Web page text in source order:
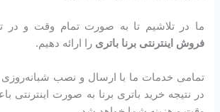
ما در تلاشیم تا به صورت تمام وقت و در
فروش اینترنتی برنا باتری را ارائه دهیم.
تمامی خدمات ما با ارسال و نصب شبانه‌روزی
در نتیجه خرید باتری برنا به صورت اینترنتی